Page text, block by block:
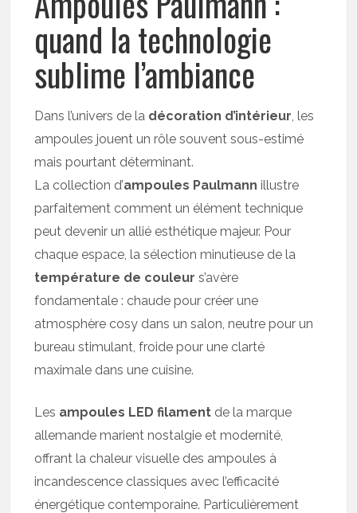
quand la technologie
sublime l’ambiance
Dans l’univers de la décoration d’intérieur, les
ampoules jouent un rôle souvent sous-estimé
mais pourtant déterminant.
La collection d’ampoules Paulmann illustre
parfaitement comment un élément technique
peut devenir un allié esthétique majeur. Pour
chaque espace, la sélection minutieuse de la
température de couleur s’avère
fondamentale : chaude pour créer une
atmosphère cosy dans un salon, neutre pour un
bureau stimulant, froide pour une clarté
maximale dans une cuisine.
Les ampoules LED filament de la marque
allemande marient nostalgie et modernité,
offrant la chaleur visuelle des ampoules à
incandescence classiques avec l’efficacité
énergétique contemporaine. Particulièrement